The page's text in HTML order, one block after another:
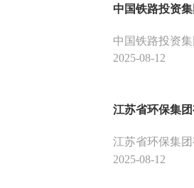
2025-08-12
2025-08-12